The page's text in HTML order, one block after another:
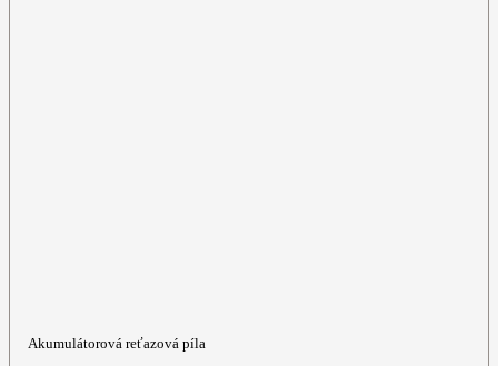
Akumulátorová reťazová píla